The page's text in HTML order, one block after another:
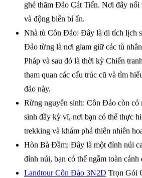
ghé thăm Đảo Cát Tiến. Nơi đây nổi
và động biển bí ẩn.
Nhà tù Côn Đảo: Đây là di tích lịch
Đảo từng là nơi giam giữ các tù
Pháp và sau đó là thời kỳ Chiến
tham quan các cấu trúc cũ và tìm
đảo này.
Rừng nguyên sinh: Côn Đảo còn có
sinh đầy kỳ vĩ, nơi bạn có thể thực
trekking và khám phá thiên nhiên
Hòn Bà Đầm: Đây là một đỉnh núi
đỉnh núi, bạn có thể ngắm toàn cảnh
Landtour Côn Đảo 3N2D Trọn Gói